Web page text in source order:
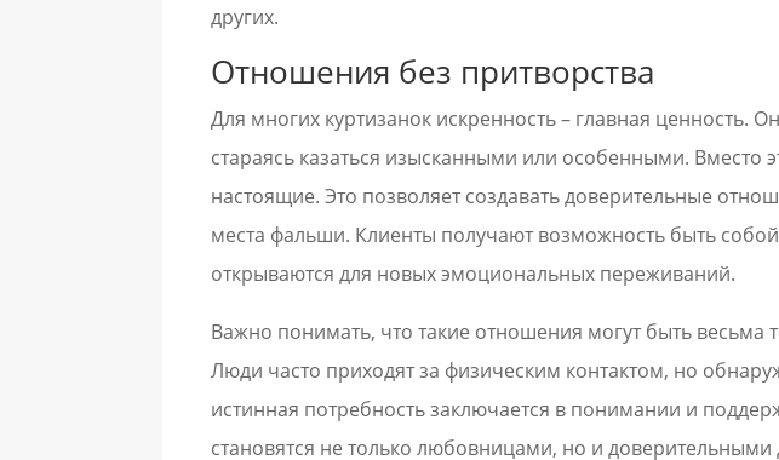
других.
Отношения без притворства
Для многих куртизанок искренность – главная ценность.
стараясь казаться изысканными или особенными. Вместо
настоящие. Это позволяет создавать доверительные
места фальши. Клиенты получают возможность быть
открываются для новых эмоциональных переживаний.
Важно понимать, что такие отношения могут быть весьма
Люди часто приходят за физическим контактом, но
истинная потребность заключается в понимании и
становятся не только любовницами, но и доверительными